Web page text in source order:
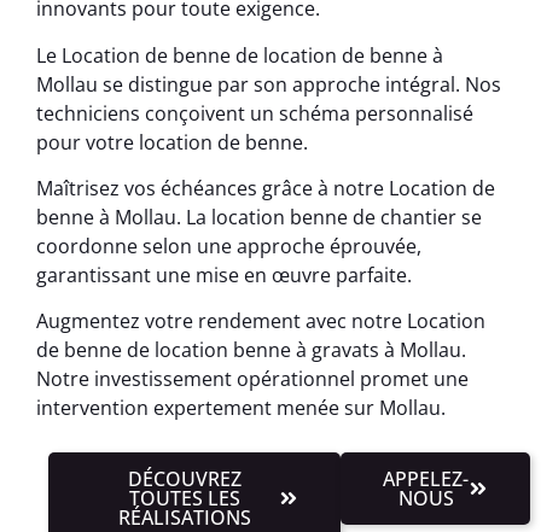
innovants pour toute exigence.
Le Location de benne de location de benne à
Mollau se distingue par son approche intégral. Nos
techniciens conçoivent un schéma personnalisé
pour votre location de benne.
Maîtrisez vos échéances grâce à notre Location de
benne à Mollau. La location benne de chantier se
coordonne selon une approche éprouvée,
garantissant une mise en œuvre parfaite.
Augmentez votre rendement avec notre Location
de benne de location benne à gravats à Mollau.
Notre investissement opérationnel promet une
intervention expertement menée sur Mollau.
DÉCOUVREZ
TOUTES LES
RÉALISATIONS
APPELEZ-
NOUS